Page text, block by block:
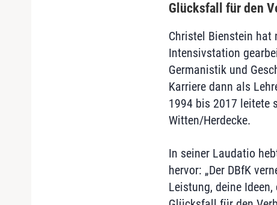
Glücksfall für den
Christel Bienstein hat
Intensivstation
Germanistik und
Karriere dann als
1994 bis 2017 leitete
Witten/Herdecke.
In seiner Laudatio
hervor: „Der DBfK
Leistung, deine